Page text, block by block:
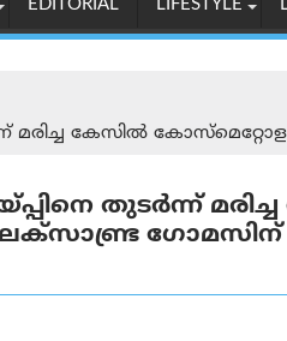
EDITORIAL LIFESTYLE
മരിച്ച കേസിൽ
തുടർന്ന്
ഗോമസിന്